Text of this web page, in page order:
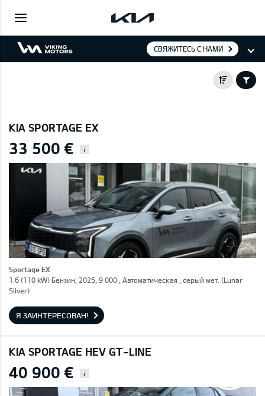
СВЯЖИТЕСЬ С НАМИ
KIA SPORTAGE EX
33 500 € i
Sportage EX
1.6 (110 kW) Бензин, 2025, 9 000 , Автоматическая , серый мет. (Lunar
Silver)
Я ЗАИНТЕРЕСОВАН!
KIA SPORTAGE HEV GT-LINE
40 900 € i